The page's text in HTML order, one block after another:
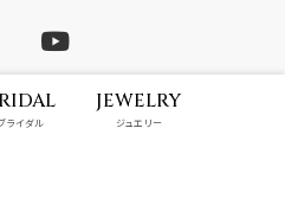
時計店. All rights reserved.
ライダル
JEWELRY
ジュエリー